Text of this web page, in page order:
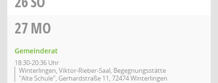
27MO
Gemeinderat
18:30-20:36 Uhr
Winterlingen, Viktor-Rieber-Saal, Begegnungsstätte
"Alte Schule", Gerhardstraße 11, 72474 Winterlingen